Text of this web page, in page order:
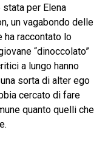
per Elena
un vagabondo delle
ha raccontato lo
“dinoccolato”
a lungo hanno
sorta di alter ego
cercato di fare
quanto quelli che